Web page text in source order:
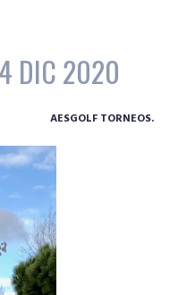
DIC 2020
AESGOLF TORNEOS.